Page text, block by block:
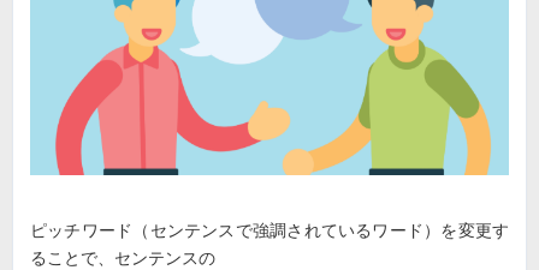
ピッチワード（センテンスで強調されているワード）を変更す
ることで、センテンスの